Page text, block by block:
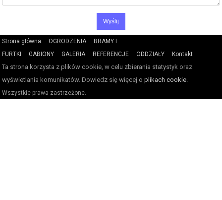
Strona główna OGRODZENIA
BRAMY I
FURTKI
GABIONY GALERIA REFERENCJE ODDZIAŁY Kontakt
Ta strona korzysta z plików cookie, w celu zbierania statystyk oraz
wyświetlania komunikatów. Dowiedz się więcej oplikach cookie.
Wszystkie prawa zastrzeżone.